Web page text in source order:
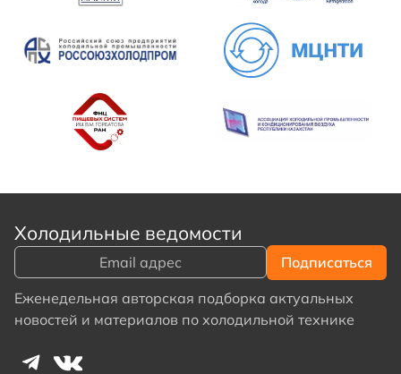
Холодильные ведомости
Еженедельная авторская подборка актуальных
новостей и материалов по холодильной технике